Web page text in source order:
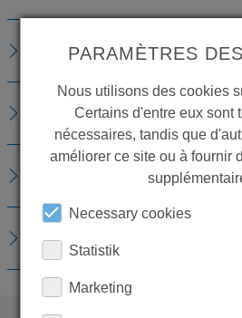
DÉTAILS TECHNIQUES
ACCESSOIRES
PIÈCES DE RECHANGE
TÉLÉCHARGEMENTS
PARAMÈTRES
Nous utilisons des cookies
Certains d'entre eux sont
nécessaires, tandis que
améliorer ce site ou à fournir
Necessary cookies
Statistik
Marketing